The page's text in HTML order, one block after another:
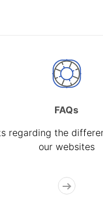
FAQs
regarding the
our websites